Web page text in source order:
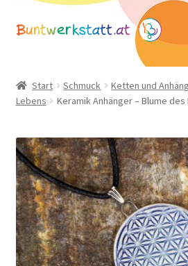
Zur
Zum
Mein Konto
Warenkorb
Basteltipps
Start Schmuck Ketten und
Lebens
Keramik Anhänger – Blume des